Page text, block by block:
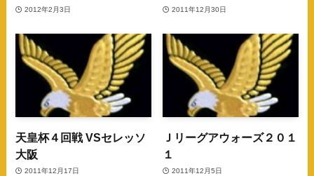
2012年2月3日 2011年12月30日
天皇杯４回戦 VSセレッソ
大阪
2011年12月17日
Ｊリーグアウォーズ２０１
１
2011年12月5日